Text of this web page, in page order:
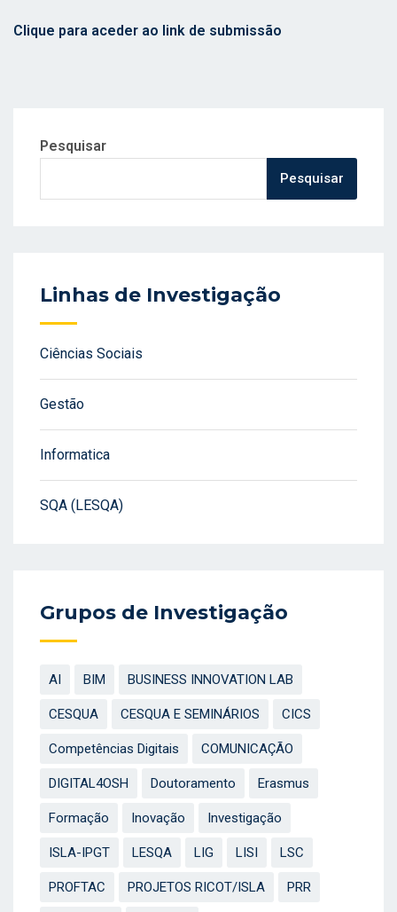
Clique para aceder ao link de submissão
Pesquisar
Pesquisar
Linhas de Investigação
Ciências Sociais
Gestão
Informatica
SQA (LESQA)
Grupos de Investigação
AI BIM BUSINESS INNOVATION LAB
CESQUA CESQUA E SEMINÁRIOS CICS
Competências Digitais COMUNICAÇÃO
DIGITAL4OSH Doutoramento Erasmus
Formação Inovação Investigação
ISLA-IPGT LESQA LIG LISI LSC
PROFTAC PROJETOS RICOT/ISLA PRR